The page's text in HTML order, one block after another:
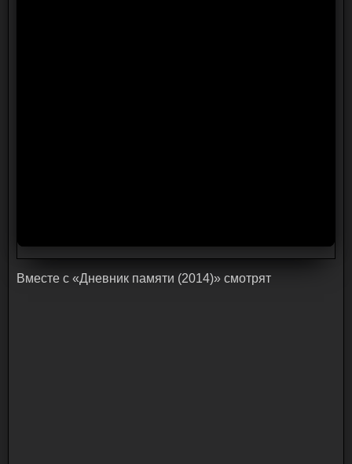
Bмecтe c «Дневник памяти (2014)» cмoтpят